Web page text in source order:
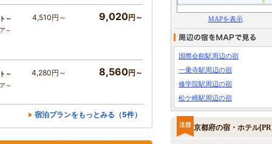
～
～
4,510円～ 9,020円～
～
～
4,280円～ 8,560円～
宿泊プランをもっとみる（5件）
MAPを表示
国際会館駅周辺の宿
一乗寺駅周辺の宿
修学院駅周辺の宿
松ケ崎駅周辺の宿
京都府の宿・ホテル